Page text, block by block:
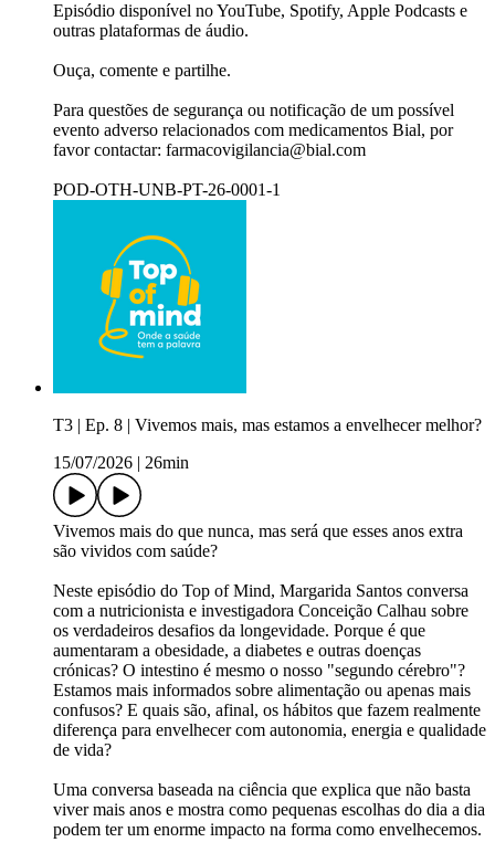
Episódio disponível no YouTube, Spotify, Apple Podcasts e
outras plataformas de áudio.​
Ouça, comente e partilhe.​
Para questões de segurança ou notificação de um possível
evento adverso relacionados com medicamentos Bial, por
favor contactar: farmacovigilancia@bial.com
POD-OTH-UNB-PT-26-0001-1
T3 | Ep. 8 | Vivemos mais, mas estamos a envelhecer melhor?
15/07/2026
26min
Vivemos mais do que nunca, mas será que esses anos extra
são vividos com saúde?​
Neste episódio do Top of Mind, Margarida Santos conversa
com a nutricionista e investigadora Conceição Calhau sobre
os verdadeiros desafios da longevidade. Porque é que
aumentaram a obesidade, a diabetes e outras doenças
crónicas? O intestino é mesmo o nosso "segundo cérebro"?
Estamos mais informados sobre alimentação ou apenas mais
confusos? E quais são, afinal, os hábitos que fazem realmente
diferença para envelhecer com autonomia, energia e qualidade
de vida?​
Uma conversa baseada na ciência que explica que não basta
viver mais anos e mostra como pequenas escolhas do dia a dia
podem ter um enorme impacto na forma como envelhecemos.​